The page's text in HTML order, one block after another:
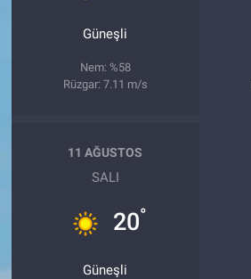
Güneşli
Nem: %58
Rüzgar: 7.11 m/s
11 AĞUSTOS
SALI
20°
Güneşli